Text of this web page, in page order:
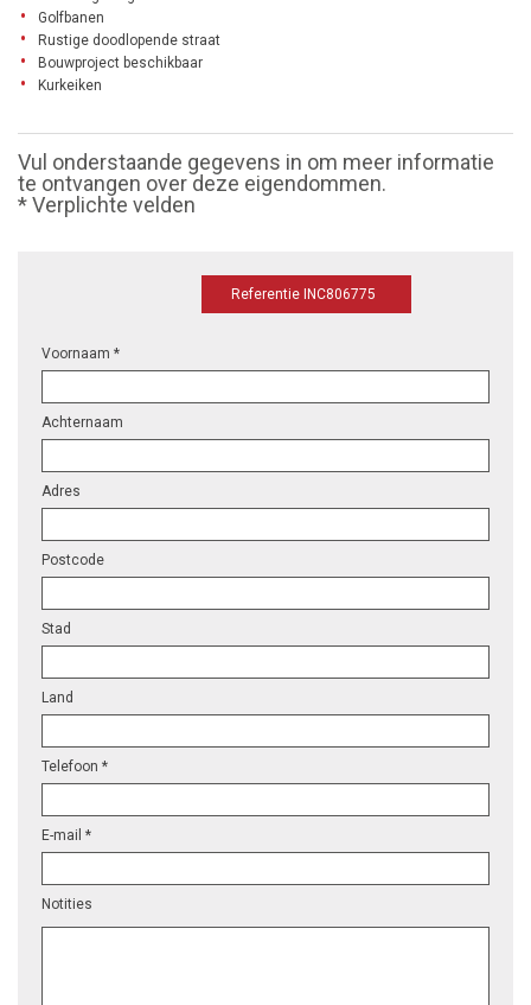
Golfbanen
Rustige doodlopende straat
Bouwproject beschikbaar
Kurkeiken
Vul onderstaande gegevens in om meer informatie
te ontvangen over deze eigendommen.
* Verplichte velden
Referentie INC806775
Voornaam *
Achternaam
Adres
Postcode
Stad
Land
Telefoon *
E-mail *
Notities